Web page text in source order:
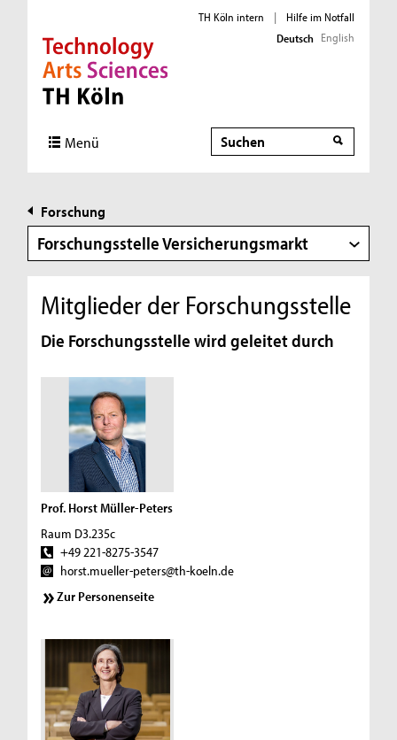
Direkt zur Hauptnavigation
Direkt zur Subnavigation
Direkt zum Inhalt
Direkt zum Fußbereich
TH Köln intern |
Hilfe im Notfall
Deutsch English
Menü Suche
Suche
Forschung
Forschungsstelle Versicherungsmarkt
Mitglieder der Forschungsstelle
Die Forschungsstelle wird geleitet durch
Prof. Horst Müller-Peters
Raum D3.235c
+49 221-8275-3547
horst.mueller-peters@th-koeln.de
Zur Personenseite